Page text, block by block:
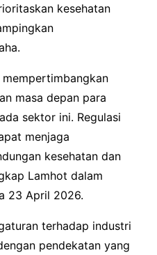
kesehatan
masa depan para
sektor ini. Regulasi
menjaga
kesehatan dan
Lamhot dalam
23 April 2026.
terhadap industri
pendekatan yang